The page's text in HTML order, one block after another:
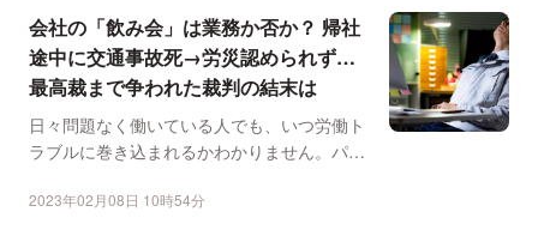
会社の「飲み会」は業務か否か？ 帰社
途中に交通事故死→労災認められず…
最高裁まで争われた裁判の結末は
日々問題なく働いている人でも、いつ労働ト
ラブルに巻き込まれるかわかりません。パワ
2023年02月08日 10時54分